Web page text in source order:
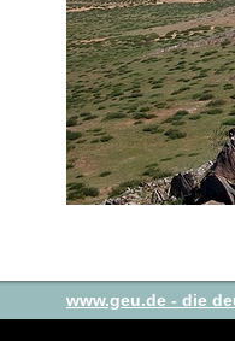
www.geu.de - die